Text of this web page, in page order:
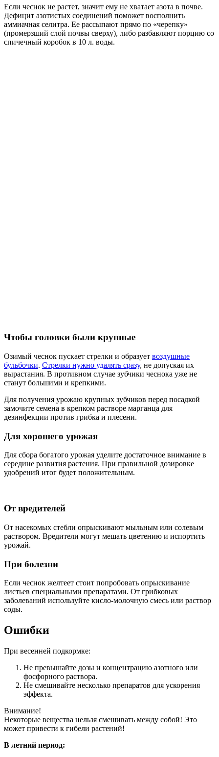
Если чеснок не растет, значит ему не хватает азота в почве.
Дефицит азотистых соединений поможет восполнить
аммиачная селитра. Ее рассыпают прямо по «черепку»
(промерзший слой почвы сверху), либо разбавляют порцию со
спичечный коробок в 10 л. воды.
Чтобы головки были крупные
Озимый чеснок пускает стрелки и образует воздушные
бульбочки. Стрелки нужно удалять сразу, не допуская их
вырастания. В противном случае зубчики чеснока уже не
станут большими и крепкими.
Для получения урожаю крупных зубчиков перед посадкой
замочите семена в крепком растворе марганца для
дезинфекции против грибка и плесени.
Для хорошего урожая
Для сбора богатого урожая уделите достаточное внимание в
середине развития растения. При правильной дозировке
удобрений итог будет положительным.
От вредителей
От насекомых стебли опрыскивают мыльным или солевым
раствором. Вредители могут мешать цветению и испортить
урожай.
При болезни
Если чеснок желтеет стоит попробовать опрыскивание
листьев специальными препаратами. От грибковых
заболеваний используйте кисло-молочную смесь или раствор
соды.
Ошибки
При весенней подкормке:
Не превышайте дозы и концентрацию азотного или
фосфорного раствора.
Не смешивайте несколько препаратов для ускорения
эффекта.
Внимание!
Некоторые вещества нельзя смешивать между собой! Это
может привести к гибели растений!
В летний период: